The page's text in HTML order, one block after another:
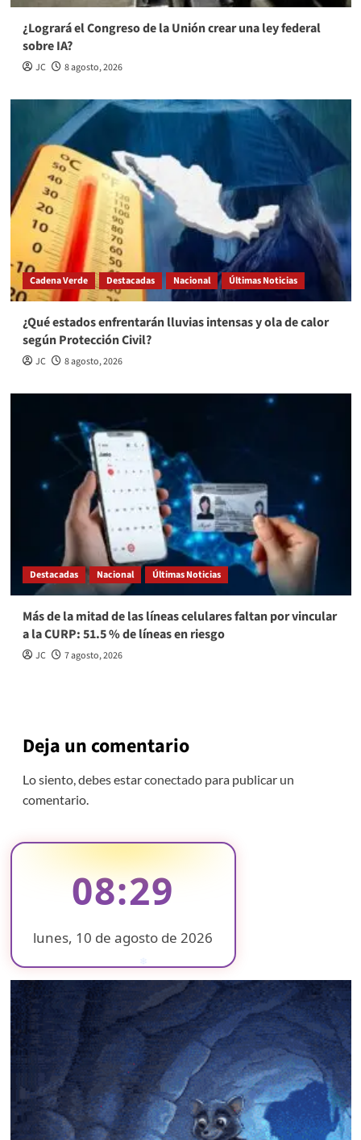
¿Logrará el Congreso de la Unión crear una ley federal
sobre IA?
JC 8 agosto, 2026
Cadena Verde Destacadas Nacional Últimas Noticias
¿Qué estados enfrentarán lluvias intensas y ola de calor
según Protección Civil?
JC 8 agosto, 2026
Destacadas Nacional Últimas Noticias
Más de la mitad de las líneas celulares faltan por vincular
a la CURP: 51.5 % de líneas en riesgo
JC 7 agosto, 2026
Deja un comentario
Lo siento, debes estarconectadopara publicar un
comentario.
08:29
lunes, 10 de agosto de 2026
❄ ❄
❄
❄